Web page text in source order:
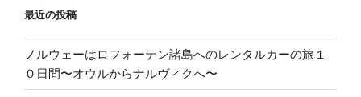
最近の投稿
ノルウェーはロフォーテン諸島へのレンタルカーの旅１
０日間〜オウルからナルヴィクへ〜